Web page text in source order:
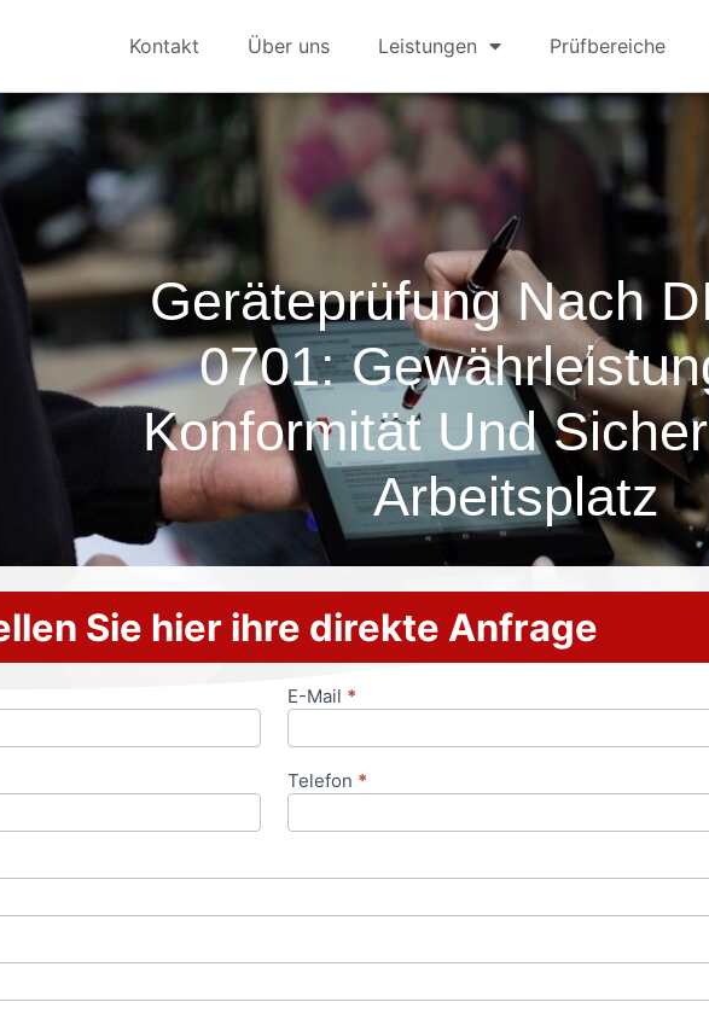
Kontakt Über uns Leistungen Prüfbereiche
Geräteprüfung Nach
0701:
Konformität Und
Arbeitsplatz
Sie hier ihre direkte Anfrage
E-Mail *
Telefon *